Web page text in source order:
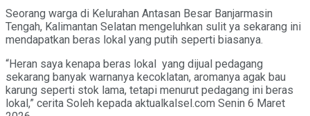
Seorang warga di Kelurahan Antasan Besar Banjarmasin
Tengah, Kalimantan Selatan mengeluhkan sulit ya sekarang ini
mendapatkan beras lokal yang putih seperti biasanya.
“Heran saya kenapa beras lokal yang dijual pedagang
sekarang banyak warnanya kecoklatan, aromanya agak bau
karung seperti stok lama, tetapi menurut pedagang ini beras
lokal,” cerita Soleh kepada aktualkalsel.com Senin 6 Maret